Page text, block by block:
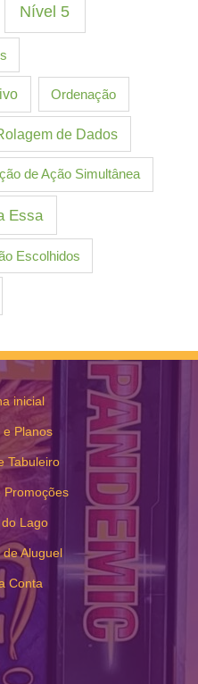
Nível 5
Ordenação
de Dados
de Ação Simultânea
Essa
Escolhidos
inicial
e Planos
Tabuleiro
Promoções
Lago
Aluguel
Conta